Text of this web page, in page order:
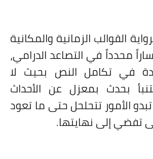
القوالب الزمانية والمكانية
محدداً في التصاعد الدرامي،
في تكامل النص بحيث لا
بحدث بمعزل عن الأحداث
الأمور تتحلحل حتى ما تعود
تفضي إلى نهايتها.